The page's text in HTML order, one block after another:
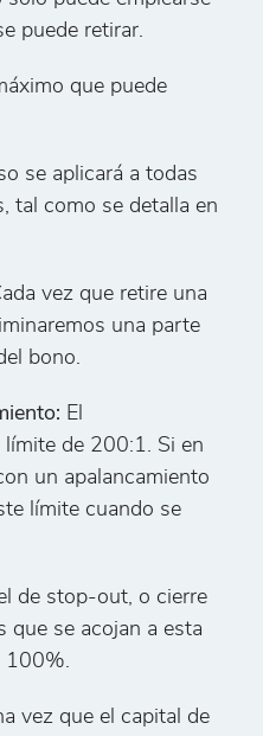
puede retirar.
que puede
se aplicará a todas
tal como se detalla en
vez que retire una
una parte
bono.
El
de 200:1. Si en
un apalancamiento
límite cuando se
de stop-out, o cierre
que se acojan a esta
100%.
vez que el capital de